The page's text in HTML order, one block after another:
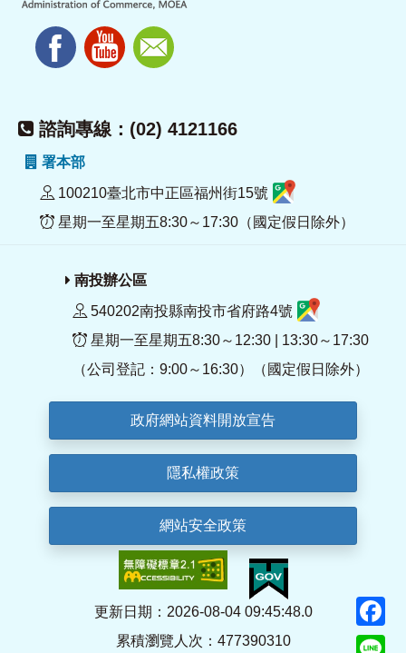
諮詢專線：(02) 4121166
署本部
100210臺北市中正區福州街15號
星期一至星期五8:30～17:30（國定假日除外）
南投辦公區
540202南投縣南投市省府路4號
星期一至星期五8:30～12:30 | 13:30～17:30
（公司登記：9:00～16:30）（國定假日除外）
政府網站資料開放宣告
隱私權政策
網站安全政策
更新日期：2026-08-04 09:45:48.0
累積瀏覽人次：477390310